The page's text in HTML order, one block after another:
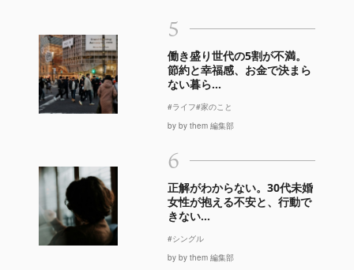
5
働き盛り世代の5割が不満。
節約と幸福感、お金で決まら
ない暮ら...
#ライフ#家のこと
by by them 編集部
6
正解がわからない。30代未婚
女性が抱える不安と、行動で
きない...
#シングル
by by them 編集部